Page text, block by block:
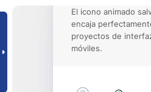
El icono animado
encaja
proyectos de
móviles.